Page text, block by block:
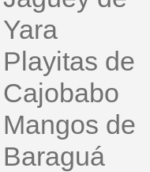
Yara
Playitas de
Cajobabo
Mangos de
Baraguá